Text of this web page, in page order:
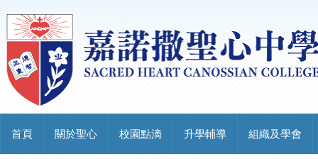
首頁 關於聖心 校園點滴 升學輔導 組織及學會